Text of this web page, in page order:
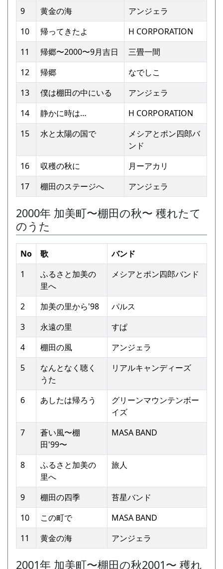
9
⻩⾦の海
アンジェラ
10
帰ってきたよ
H CORPORATION
11
帰郷〜2000〜9⽉吉⽇
三畳⼀間
12
帰郷
なでしこ
13
僕は棚⽥の中にいる
アンジェラ
14
静かに時は…
H CORPORATION
15
⽔と太陽の国で
メシアとポン四郎バ
ンド
16
収穫の秋に
⽉ーアカリ
17
棚⽥のステージへ アンジェラ
2000年 加美町〜棚⽥の秋〜 穫れたて
のうた
No 歌
バンド
1
ふるさと加美の
⾥へ
メシアとポン四郎バンド
2 加美の⾥から'98
パルス
3
永遠の⾥
すぱ
4
棚⽥の⾵
アンジェラ
5
なんとなく聴く
うた
リアルキャンディーズ
6 あしたは帰ろう
グリーンマウンテンボー
イズ
7
蒼い⾵〜棚
⽥'99〜
MASA BAND
8
ふるさと加美の
⾥へ
旅⼈
9 棚⽥の四季
苔星バンド
10
この町で
MASA BAND
11
⻩⾦の海 アンジェラ
2001年 加美町〜棚⽥の秋2001〜 穫れ